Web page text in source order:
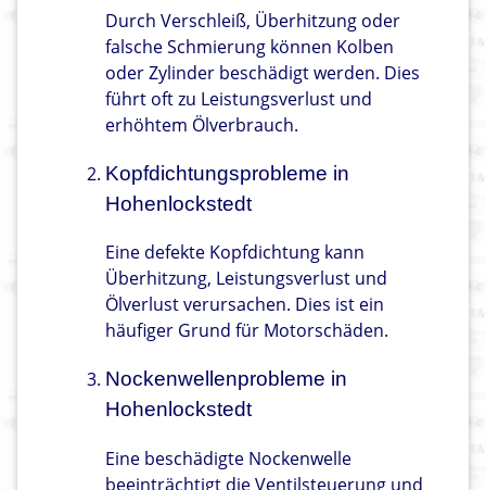
Durch Verschleiß, Überhitzung oder
falsche Schmierung können Kolben
oder Zylinder beschädigt werden. Dies
führt oft zu Leistungsverlust und
erhöhtem Ölverbrauch.
Kopfdichtungsprobleme in
Hohenlockstedt
Eine defekte Kopfdichtung kann
Überhitzung, Leistungsverlust und
Ölverlust verursachen. Dies ist ein
häufiger Grund für Motorschäden.
Nockenwellenprobleme in
Hohenlockstedt
Eine beschädigte Nockenwelle
beeinträchtigt die Ventilsteuerung und